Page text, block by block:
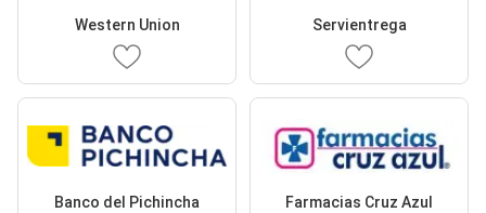
Western Union Servientrega
Banco del Pichincha Farmacias Cruz Azul